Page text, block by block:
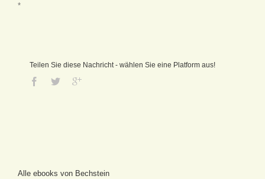
*
Teilen Sie diese Nachricht - wählen Sie eine Platform aus!
Alle ebooks von Bechstein